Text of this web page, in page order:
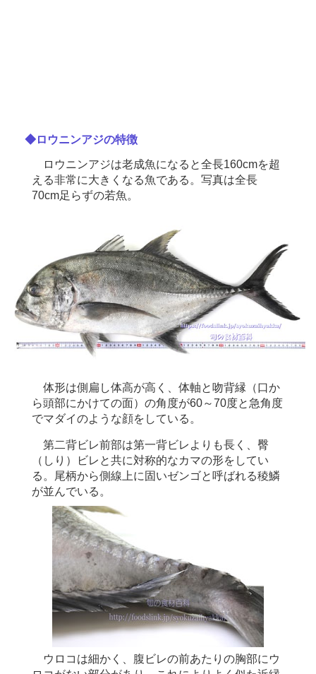
◆ロウニンアジの特徴
ロウニンアジは老成魚になると全長160cmを超
える非常に大きくなる魚である。写真は全長
70cm足らずの若魚。
体形は側扁し体高が高く、体軸と吻背縁（口か
ら頭部にかけての面）の角度が60～70度と急角度
でマダイのような顔をしている。
第二背ビレ前部は第一背ビレよりも長く、臀
（しり）ビレと共に対称的なカマの形をしてい
る。尾柄から側線上に固いゼンゴと呼ばれる稜鱗
が並んでいる。
ウロコは細かく、腹ビレの前あたりの胸部にウ